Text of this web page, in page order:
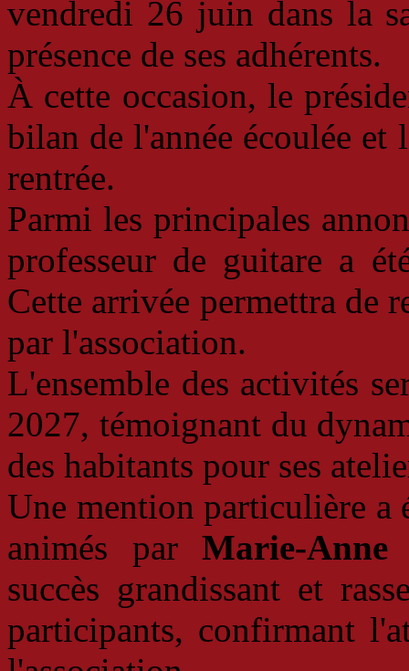
vendredi 26 juin dans la
présence de ses adhérents.
À cette occasion, le
bilan de l'année écoulée et
rentrée.
Parmi les principales
professeur de guitare a
Cette arrivée permettra de
par l'association.
L'ensemble des activités
2027, témoignant du
des habitants pour ses
Une mention particulière a
animés par Marie-Anne
succès grandissant et
participants, confirmant